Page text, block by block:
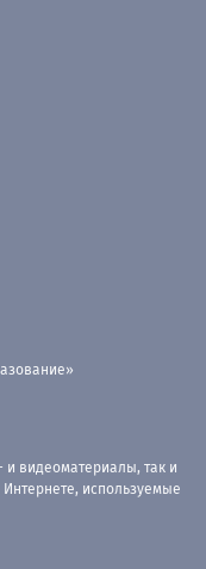
видеоматериалы, так и
используемые